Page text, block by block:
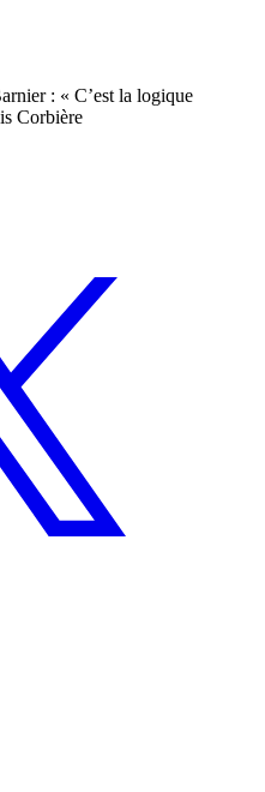
: « C’est la logique
Corbière